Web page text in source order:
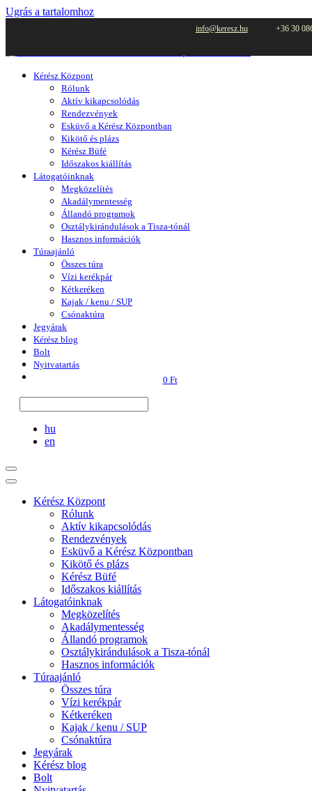
Ugrás a tartalomhoz
info@keresz.hu +36 30
Kérész Központ
Rólunk
Aktív kikapcsolódás
Rendezvények
Esküvő a Kérész Központban
Kikötő és plázs
Kérész Büfé
Időszakos kiállítás
Látogatóinknak
Megközelítés
Akadálymentesség
Állandó programok
Osztálykirándulások a Tisza-tónál
Hasznos információk
Túraajánló
Összes túra
Vízi kerékpár
Kétkeréken
Kajak / kenu / SUP
Csónaktúra
Jegyárak
Kérész blog
Bolt
Nyitvatartás
0 Ft
hu
en
Kérész Központ
Rólunk
Aktív kikapcsolódás
Rendezvények
Esküvő a Kérész Központban
Kikötő és plázs
Kérész Büfé
Időszakos kiállítás
Látogatóinknak
Megközelítés
Akadálymentesség
Állandó programok
Osztálykirándulások a Tisza-tónál
Hasznos információk
Túraajánló
Összes túra
Vízi kerékpár
Kétkeréken
Kajak / kenu / SUP
Csónaktúra
Jegyárak
Kérész blog
Bolt